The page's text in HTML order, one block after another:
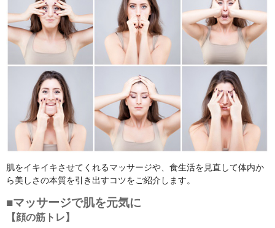
肌をイキイキさせてくれるマッサージや、食生活を見直して体内か
ら美しさの本質を引き出すコツをご紹介します。
■マッサージで肌を元気に
【顔の筋トレ】